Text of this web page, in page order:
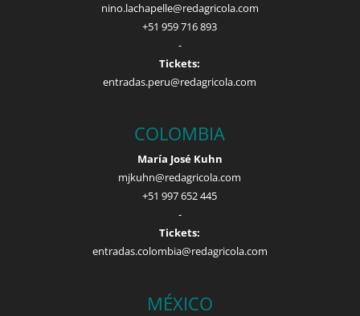
nino.lachapelle@redagricola.com
+51 959 716 893
-
Tickets:
entradas.peru@redagricola.com
COLOMBIA
María José Kuhn
mjkuhn@redagricola.com
+51 997 652 445
-
Tickets:
entradas.colombia@redagricola.com
MÉXICO